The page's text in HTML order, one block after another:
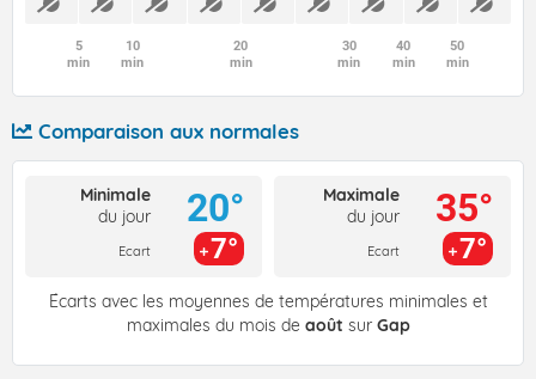
5
min
10
min
20
min
30
min
40
min
50
min
Comparaison aux normales
Minimale
du jour
Ecart
20°
7°
Maximale
du jour
Ecart
35°
7°
Écarts avec les moyennes de températures minimales et
maximales du mois de août sur Gap